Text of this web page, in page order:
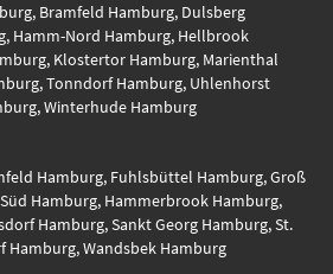
Bramfeld Hamburg, Dulsberg
Hamm-Nord Hamburg, Hellbrook
Klostertor Hamburg, Marienthal
Tonndorf Hamburg, Uhlenhorst
Winterhude Hamburg
Hamburg, Fuhlsbüttel Hamburg, Groß
Hamburg, Hammerbrook Hamburg,
Hamburg, Sankt Georg Hamburg, St.
Hamburg, Wandsbek Hamburg